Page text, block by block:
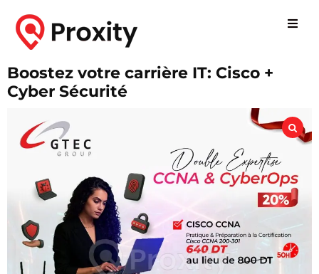
Boostez votre carrière IT: Cisco +
Cyber Sécurité